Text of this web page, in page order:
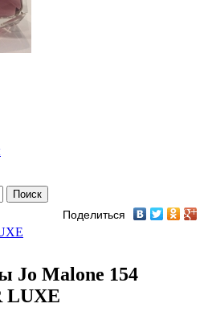
Поделиться
Jo Malone 154
LUXE